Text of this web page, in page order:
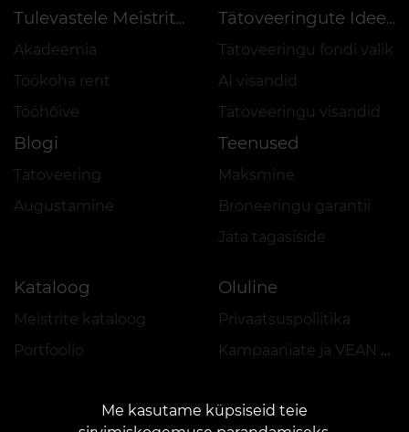
Tulevastele Meistritele
Akadeemia
Töökoha rent
Tööhõive
Tätoveeringute Ideed
Tätoveeringu fondi valik
AI visandid
Tätoveeringu visandid
Blogi
Tätoveering
Augustamine
Teenused
Maksmine
Broneeringu garantii
Jäta tagasiside
Kataloog
Meistrite kataloog
Portfoolio
Oluline
Privaatsuspoliitika
Kampaaniate ja VEAN COINS eeskiri
Me kasutame küpsiseid teie